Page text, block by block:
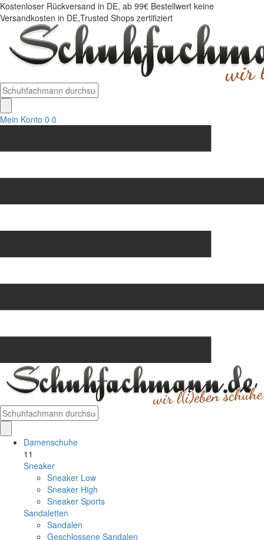
Kostenloser Rückversand in DE, ab 99€ Bestellwert keine
Versandkosten in DE,Trusted Shops zertifiziert
Mein Konto 0 0
Damenschuhe
11
Sneaker
Sneaker Low
Sneaker High
Sneaker Sports
Sandaletten
Sandalen
Geschlossene Sandalen